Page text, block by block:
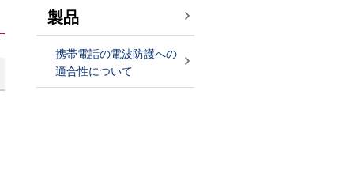
製品
携帯電話の電波防護への
適合性について